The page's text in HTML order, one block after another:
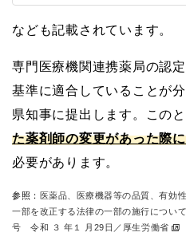
なども記載されています。
専門医療機関連携薬局の認
基準に適合していることが
県知事に提出します。このと
た薬剤師の変更があった際
必要があります。
参照： 医薬品、医療機器等の品質、有効
一部を改正する法律の一部の施行につい
号 令和 ３ 年１ 月29日／厚生労働省